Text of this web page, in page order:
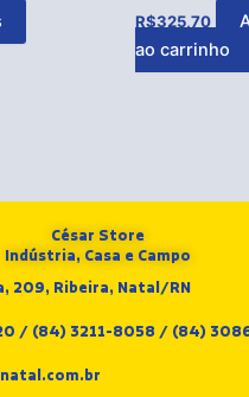
R$325,70
ao carrinho
César Store
Indústria, Casa e Campo
209, Ribeira, Natal/RN
/ (84) 3211-8058 / (84)